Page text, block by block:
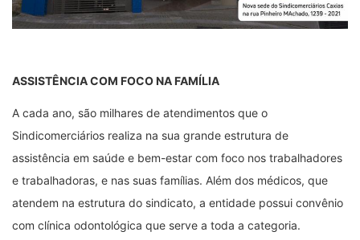
ASSISTÊNCIA COM FOCO NA FAMÍLIA
A cada ano, são milhares de atendimentos que o
Sindicomerciários realiza na sua grande estrutura de
assistência em saúde e bem-estar com foco nos trabalhadores
e trabalhadoras, e nas suas famílias. Além dos médicos, que
atendem na estrutura do sindicato, a entidade possui convênio
com clínica odontológica que serve a toda a categoria.